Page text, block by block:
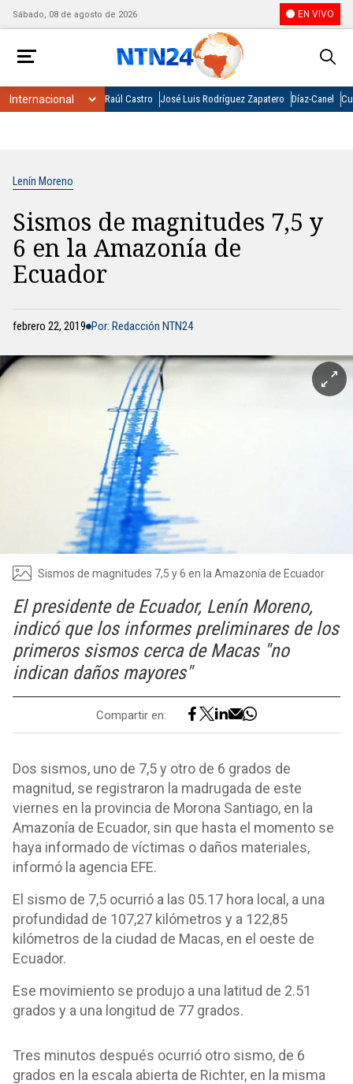
Sábado, 08 de agosto de 2026 EN VIVO
Raúl Castro José Luis Rodríguez Zapatero Díaz-Canel
Lenín Moreno
Sismos de magnitudes 7,5 y
6 en la Amazonía de
Ecuador
febrero 22, 2019 Por: Redacción NTN24
Sismos de magnitudes 7,5 y 6 en la Amazonía de Ecuador
El presidente de Ecuador, Lenín Moreno,
indicó que los informes preliminares de los
primeros sismos cerca de Macas "no
indican daños mayores"
Compartir en:
Dos sismos, uno de 7,5 y otro de 6 grados de
magnitud, se registraron la madrugada de este
viernes en la provincia de Morona Santiago, en la
Amazonía de Ecuador, sin que hasta el momento se
haya informado de víctimas o daños materiales,
informó la agencia EFE.
El sismo de 7,5 ocurrió a las 05.17 hora local, a una
profundidad de 107,27 kilómetros y a 122,85
kilómetros de la ciudad de Macas, en el oeste de
Ecuador.
Ese movimiento se produjo a una latitud de 2.51
grados y a una longitud de 77 grados.
Tres minutos después ocurrió otro sismo, de 6
grados en la escala abierta de Richter, en la misma